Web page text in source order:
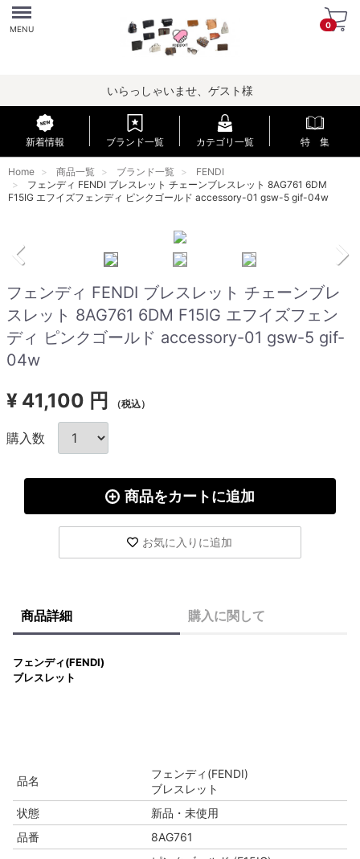
Menu
MENU 0
いらっしゃいませ、ゲスト様
新着情報 ブランド一覧 カテゴリ一覧 特 集
Home 商品一覧 ブランド一覧
FENDI
フェンディ FENDI ブレスレット チェーンブレスレット 8AG761 6DM
F15IG エフイズフェンディ ピンクゴールド accessory-01 gsw-5 gif-04w
フェンディ FENDI ブレスレット チェーンブレ
スレット 8AG761 6DM F15IG エフイズフェン
ディ ピンクゴールド accessory-01 gsw-5 gif-
04w
¥ 41,100 円 （税込）
購入数
商品をカートに追加
お気に入りに追加
商品詳細 購入に関して
フェンディ(FENDI)
ブレスレット
品名
フェンディ(FENDI)
ブレスレット
状態
新品・未使用
品番
8AG761